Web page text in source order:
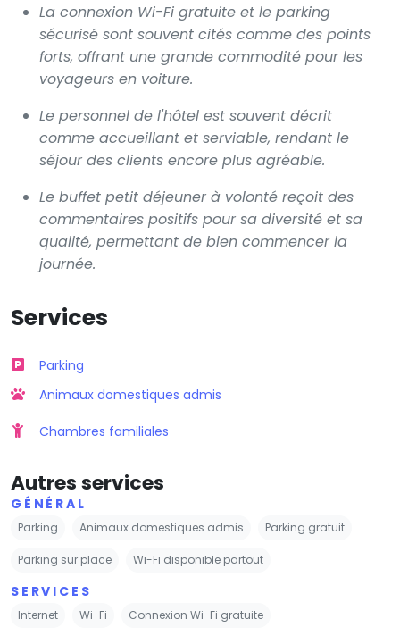
La connexion Wi-Fi gratuite et le parking
sécurisé sont souvent cités comme des points
forts, offrant une grande commodité pour les
voyageurs en voiture.
Le personnel de l'hôtel est souvent décrit
comme accueillant et serviable, rendant le
séjour des clients encore plus agréable.
Le buffet petit déjeuner à volonté reçoit des
commentaires positifs pour sa diversité et sa
qualité, permettant de bien commencer la
journée.
Services
Parking
Animaux domestiques admis
Chambres familiales
Autres services
GÉNÉRAL
Parking Animaux domestiques admis Parking gratuit
Parking sur place Wi-Fi disponible partout
SERVICES
Internet Wi-Fi Connexion Wi-Fi gratuite